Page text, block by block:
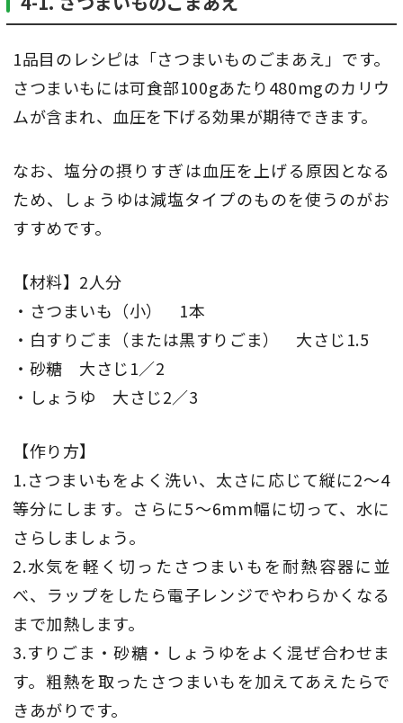
1品目のレシピは「さつまいものごまあえ」です。
さつまいもには可食部100gあたり480mgのカリウ
ムが含まれ、血圧を下げる効果が期待できます。
なお、塩分の摂りすぎは血圧を上げる原因となる
ため、しょうゆは減塩タイプのものを使うのがお
すすめです。
【材料】2人分
・さつまいも（小） 1本
・白すりごま（または黒すりごま） 大さじ1.5
・砂糖 大さじ1／2
・しょうゆ 大さじ2／3
【作り方】
1.さつまいもをよく洗い、太さに応じて縦に2～4
等分にします。さらに5～6mm幅に切って、水に
さらしましょう。
2.水気を軽く切ったさつまいもを耐熱容器に並
べ、ラップをしたら電子レンジでやわらかくなる
まで加熱します。
3.すりごま・砂糖・しょうゆをよく混ぜ合わせま
す。粗熱を取ったさつまいもを加えてあえたらで
きあがりです。